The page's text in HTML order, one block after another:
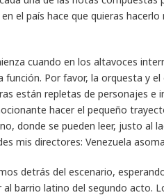
el país hace que quieras
cuando en los altavoces
Por favor, la orquesta y
están repletas de personajes e
hacer el pequeño
donde se pueden leer, justo al
mis directores: Venezuela
detrás del escenario,
barrio latino del segundo acto.